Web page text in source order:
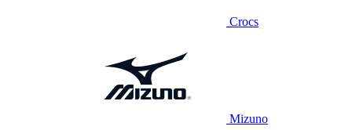
Crocs
Mizuno